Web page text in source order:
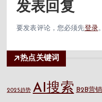
发表回复
要发表评论，您必须先登录。
热点关键词
2025趋势 AI搜索 B2B营销